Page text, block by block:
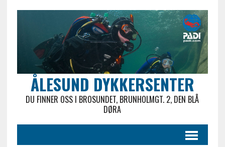
ÅLESUND DYKKERSENTER
DU FINNER OSS I BROSUNDET, BRUNHOLMGT. 2, DEN BLÅ
DØRA